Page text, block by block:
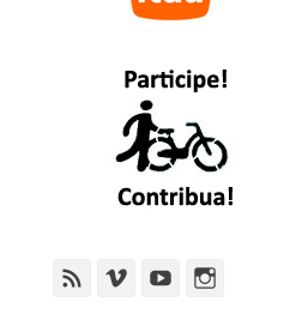
Feed VimeoYouTube